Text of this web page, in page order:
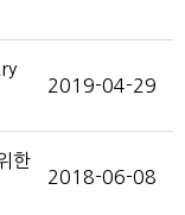
2019-04-29
한
2018-06-08